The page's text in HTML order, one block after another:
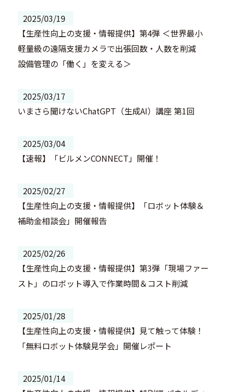
2025/03/19
【生産性向上の支援・情報提供】第4弾 ＜世界最小
軽量級の遠隔支援カメラで出張回数・人数を削減
設備管理の「働く」を変える＞
2025/03/17
いまさら聞けないChatGPT（生成AI）講座 第1回
2025/03/04
【速報】「ビルメンCONNECT」開催！
2025/02/27
【生産性向上の支援・情報提供】「ロボット体験＆
補助金相談会」開催報告
2025/02/26
【生産性向上の支援・情報提供】第3弾「現場ファー
スト」のロボット導入で作業時間＆コスト削減
2025/01/28
【生産性向上の支援・情報提供】見て触って体験！
「無料ロボット体験見学会」開催レポート
2025/01/14